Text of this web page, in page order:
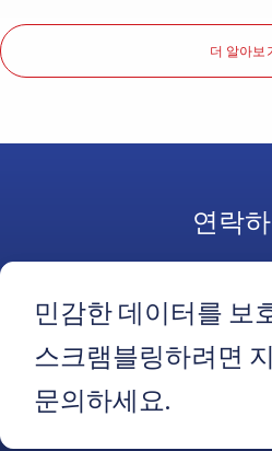
더 알아보
연락
민감한 데이터를 보
스크램블링하려면
문의하세요.